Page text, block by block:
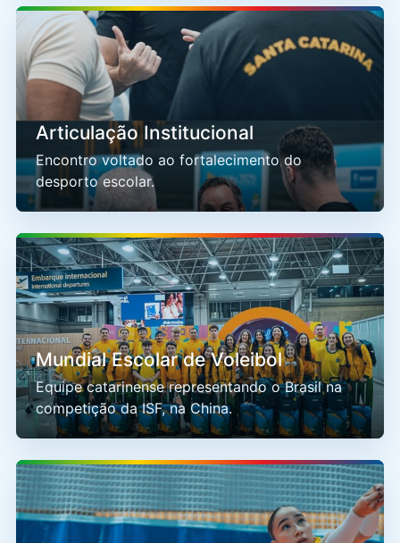
Articulação Institucional
Encontro voltado ao fortalecimento do
desporto escolar.
Mundial Escolar de Voleibol
Equipe catarinense representando o Brasil na
competição da ISF, na China.